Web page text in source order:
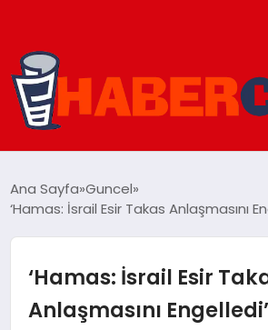
TEKNOLOJI
EĞITIM
Ana Sayfa Guncel
‘Hamas: İsrail Esir Takas Anlaşmasını
‘Hamas: İsrail Esir
Anlaşmasını Engelledi’